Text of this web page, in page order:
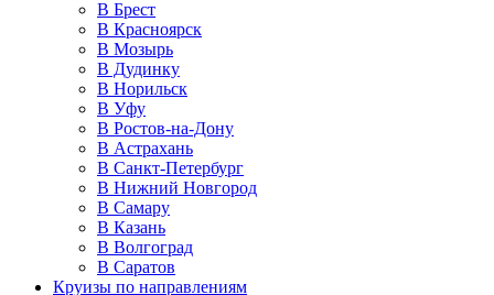
В Брест
В Красноярск
В Мозырь
В Дудинку
В Норильск
В Уфу
В Ростов-на-Дону
В Астрахань
В Санкт-Петербург
В Нижний Новгород
В Самару
В Казань
В Волгоград
В Саратов
Круизы по направлениям